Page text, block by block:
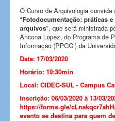
O Curso de Arquivologia
"Fotodocumentação: práticas
arquivos", que será ministrada
Ancona Lopez, do Programa de
Informação (PPGCi) da
Data: 17/03/2020
Horário: 19:30min
Local: CIDEC-SUL - Campus
Inscrição: 06/03/2020 à 13/03/
https://forms.gle/
evento se destina para quem